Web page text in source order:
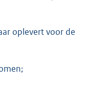
oplevert voor de